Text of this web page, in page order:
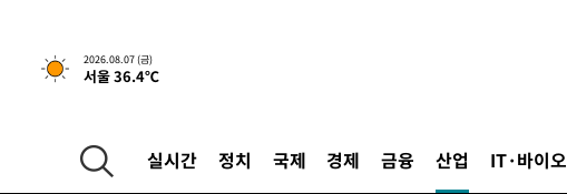
2026.08.07 (금)
서울 36.4℃
실시간 정치 국제 경제 금융 산업 IT·바이오
4분 전 > 민주 콩고 에볼라환자 4천명 돌파, 4053명 발생 1850명 사망
-27559초 전 >
[속보]이 대통령, '호우피해' 안동·의성 관할 4개 면 특별재난지역
-27522초 전 >